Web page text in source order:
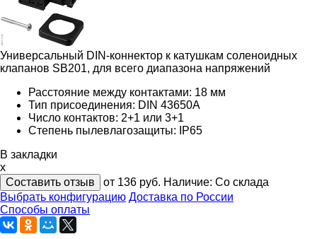
Универсальный DIN-коннектор к катушкам соленоидных
клапанов SB201, для всего диапазона напряжений
Расстояние между контактами: 18 мм
Тип присоединения: DIN 43650A
Число контактов: 2+1 или 3+1
Степень пылевлагозащиты: IP65
В закладки
x
Составить отзыв
от 136 руб. Наличие: Со склада
Выбрать конфигурацию Доставка по России
Способы оплаты